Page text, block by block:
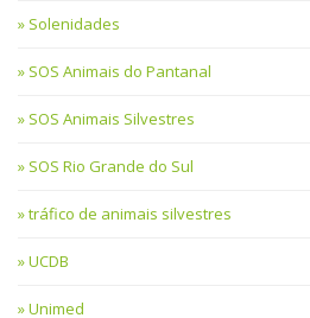
Solenidades
SOS Animais do Pantanal
SOS Animais Silvestres
SOS Rio Grande do Sul
tráfico de animais silvestres
UCDB
Unimed